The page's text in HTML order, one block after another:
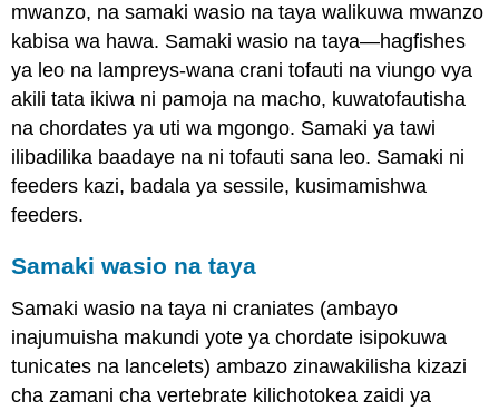
mwanzo, na samaki wasio na taya walikuwa mwanzo
kabisa wa hawa. Samaki wasio na taya—hagfishes
ya leo na lampreys-wana crani tofauti na viungo vya
akili tata ikiwa ni pamoja na macho, kuwatofautisha
na chordates ya uti wa mgongo. Samaki ya tawi
ilibadilika baadaye na ni tofauti sana leo. Samaki ni
feeders kazi, badala ya sessile, kusimamishwa
feeders.
Samaki wasio na taya
Samaki wasio na taya ni craniates (ambayo
inajumuisha makundi yote ya chordate isipokuwa
tunicates na lancelets) ambazo zinawakilisha kizazi
cha zamani cha vertebrate kilichotokea zaidi ya